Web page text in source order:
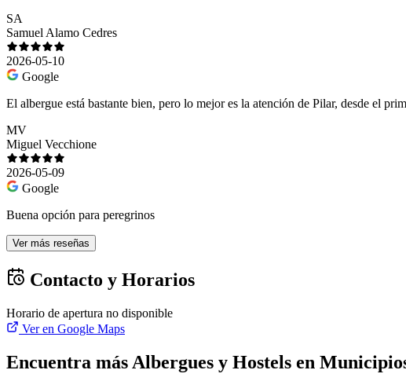
SA
Samuel Alamo Cedres
2026-05-10
Google
El albergue está bastante bien, pero lo mejor es la atención de Pilar, desde el
MV
Miguel Vecchione
2026-05-09
Google
Buena opción para peregrinos
Ver más reseñas
Contacto y Horarios
Horario de apertura no disponible
Ver en Google Maps
Encuentra más Albergues y Hostels en